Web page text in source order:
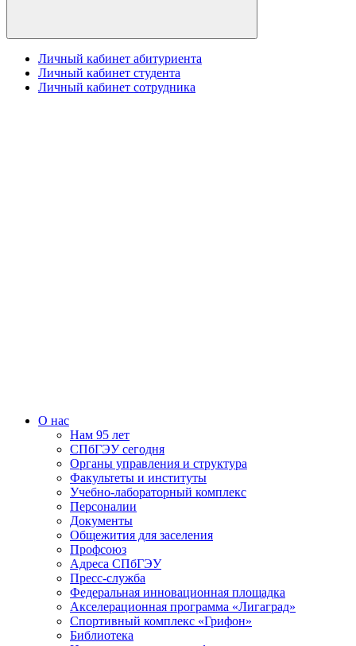
Личный кабинет абитуриента
Личный кабинет студента
Личный кабинет сотрудника
О нас
Нам 95 лет
СПбГЭУ сегодня
Органы управления и структура
Факультеты и институты
Учебно-лабораторный комплекс
Персоналии
Документы
Общежития для заселения
Профсоюз
Адреса СПбГЭУ
Пресс-служба
Федеральная инновационная площадка
Акселерационная программа «Лигаград»­­
Спортивный комплекс «Грифон»
Библиотека